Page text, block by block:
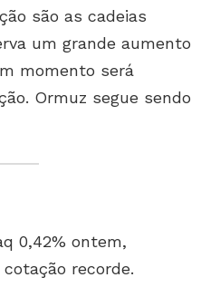
são as cadeias
um grande aumento
momento será
Ormuz segue sendo
0,42% ontem,
recorde.